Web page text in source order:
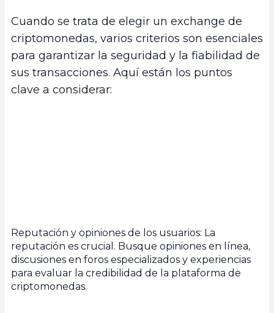
Cuando se trata de elegir un exchange de
criptomonedas, varios criterios son esenciales
para garantizar la seguridad y la fiabilidad de
sus transacciones. Aquí están los puntos
clave a considerar:
Reputación y opiniones de los usuarios: La
reputación es crucial. Busque opiniones en línea,
discusiones en foros especializados y experiencias
para evaluar la credibilidad de la plataforma de
criptomonedas.